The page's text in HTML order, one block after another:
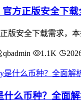
方正版安全下载
版安全下载需求，
qbadmin 1.1K
什么币种？全面